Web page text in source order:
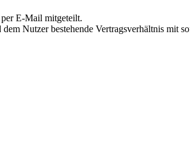
E-Mail mitgeteilt.
Nutzer bestehende Vertragsverhältnis mit